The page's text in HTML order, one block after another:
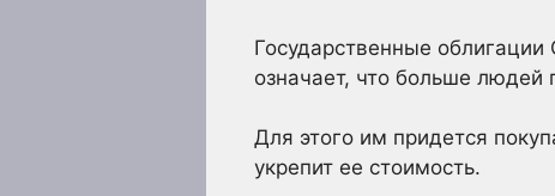
Государственные
означает, что больше людей
Для этого им придется
укрепит ее стоимость.